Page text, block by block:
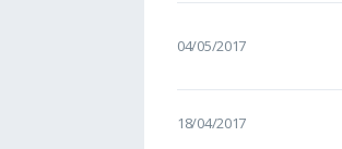
04/05/2017
18/04/2017